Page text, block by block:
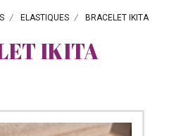
ELASTIQUES BRACELET IKITA
IKITA